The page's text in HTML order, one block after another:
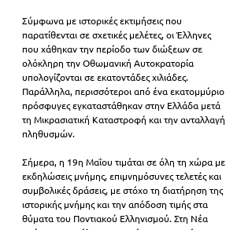
Σύμφωνα με ιστορικές εκτιμήσεις που
παρατίθενται σε σχετικές μελέτες, οι Έλληνες
που χάθηκαν την περίοδο των διώξεων σε
ολόκληρη την Οθωμανική Αυτοκρατορία
υπολογίζονται σε εκατοντάδες χιλιάδες.
Παράλληλα, περισσότεροι από ένα εκατομμύριο
πρόσφυγες εγκαταστάθηκαν στην Ελλάδα μετά
τη Μικρασιατική Καταστροφή και την ανταλλαγή
πληθυσμών.
Σήμερα, η 19η Μαΐου τιμάται σε όλη τη χώρα με
εκδηλώσεις μνήμης, επιμνημόσυνες τελετές και
συμβολικές δράσεις, με στόχο τη διατήρηση της
ιστορικής μνήμης και την απόδοση τιμής στα
θύματα του Ποντιακού Ελληνισμού. Στη Νέα